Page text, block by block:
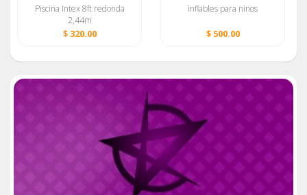
Piscina Intex 8ft redonda
2,44m
$ 320.00
inflables para ninos
$ 500.00